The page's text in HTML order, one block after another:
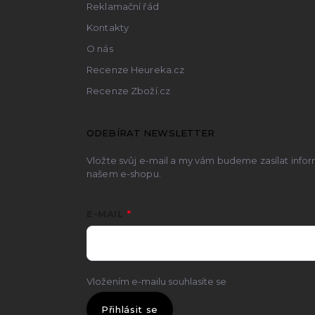
Reklamační řád
Kontakty
O nás
Recenze Heureka.cz
Recenze Zboží.cz
ODEBÍRAT NEWSLETTER
Vložte svůj e-mail a my vám budeme zasílat
našem e-shopu.
Vložením e-mailu souhlasíte se
Přihlásit se